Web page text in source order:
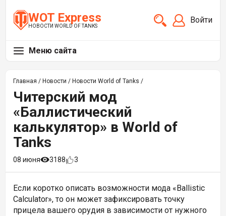
WOT Express
НОВОСТИ WORLD OF TANKS
Войти
Меню сайта
Главная / Новости / Новости World of Tanks /
Читерский мод
«Баллистический
калькулятор» в World of
Tanks
08 июня 3188 3
Если коротко описать возможности мода «Ballistic
Calculator», то он может зафиксировать точку
прицела вашего орудия в зависимости от нужного